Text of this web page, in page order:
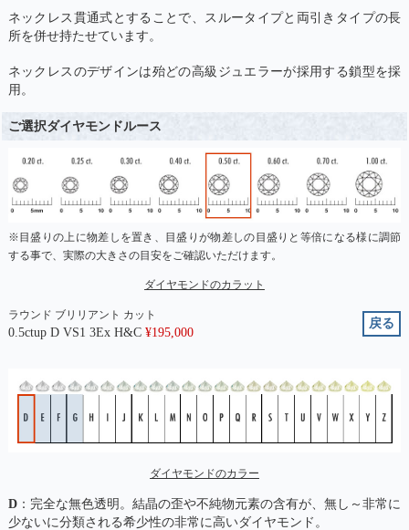
ネックレス貫通式とすることで、スルータイプと両引きタイプの長
所を併せ持たせています。
ネックレスのデザインは殆どの高級ジュエラーが採用する鎖型を採
用。
ご選択ダイヤモンドルース
※目盛りの上に物差しを置き、目盛りが物差しの目盛りと等倍になる様に調節
する事で、実際の大きさの目安をご確認いただけます。
ダイヤモンドのカラット
ラウンド ブリリアント カット
0.5ctup D VS1 3Ex H&C ¥195,000
戻る
ダイヤモンドのカラー
D：完全な無色透明。結晶の歪や不純物元素の含有が、無し～非常に
少ないに分類される希少性の非常に高いダイヤモンド。